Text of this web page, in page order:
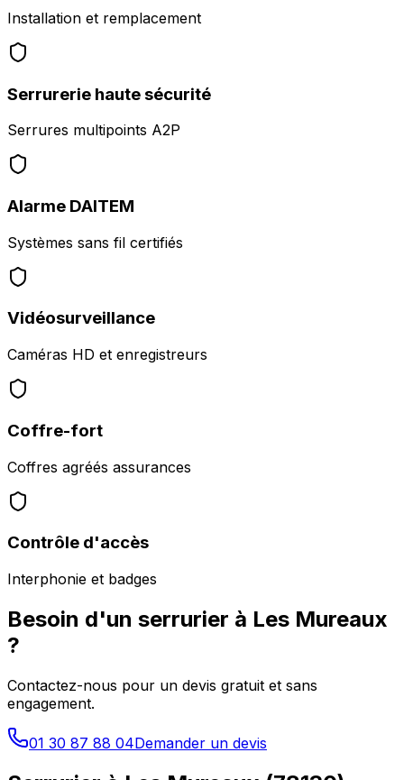
Installation et remplacement
Serrurerie haute sécurité
Serrures multipoints A2P
Alarme DAITEM
Systèmes sans fil certifiés
Vidéosurveillance
Caméras HD et enregistreurs
Coffre-fort
Coffres agréés assurances
Contrôle d'accès
Interphonie et badges
Besoin d'un serrurier à Les Mureaux
?
Contactez-nous pour un devis gratuit et sans
engagement.
01 30 87 88 04Demander un devis